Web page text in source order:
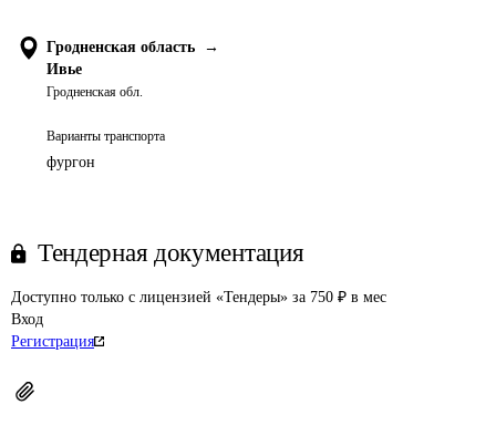
Гродненская область
→
Ивье
Гродненская обл.
Варианты транспорта
фургон
Тендерная документация
Доступно только с лицензией «Тендеры» за 750 ₽ в мес
Вход
Регистрация